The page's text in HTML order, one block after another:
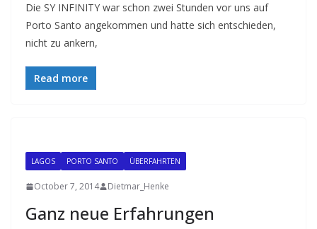
Die SY INFINITY war schon zwei Stunden vor uns auf
Porto Santo angekommen und hatte sich entschieden,
nicht zu ankern,
Read more
LAGOS PORTO SANTO ÜBERFAHRTEN
October 7, 2014 Dietmar_Henke
Ganz neue Erfahrungen